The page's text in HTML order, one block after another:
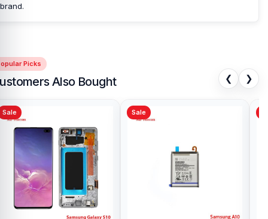
brand.
Picks
Also Bought ❮ ❯
Sale Sale